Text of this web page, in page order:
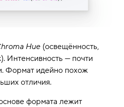
Hue (освещённость,
Интенсивность — почти
Формат идейно похож
отличия.
формата лежит